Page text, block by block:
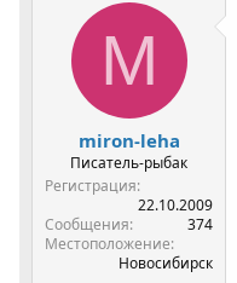
M
miron-leha
Писатель-рыбак
Регистрация
22.10.2009
Сообщения
374
Местоположение
Новосибирск